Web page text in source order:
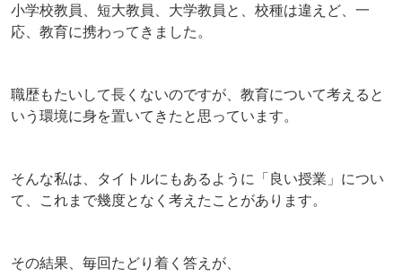
小学校教員、短大教員、大学教員と、校種は違えど、一
応、教育に携わってきました。
職歴もたいして長くないのですが、教育について考えると
いう環境に身を置いてきたと思っています。
そんな私は、タイトルにもあるように「良い授業」につい
て、これまで幾度となく考えたことがあります。
その結果、毎回たどり着く答えが、